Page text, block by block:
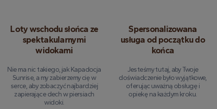
Loty wschodu słońca ze
spektakularnymi
widokami
Nie ma nic takiego, jak Kapadocja
Sunrise, a my zabierzemy cię w
serce, aby zobaczyć najbardziej
zapierające dech w piersiach
widoki.
Spersonalizowana
usługa od początku do
końca
Jesteśmy tutaj, aby Twoje
doświadczenie było wyjątkowe,
oferując uważną obsługę i
opiekę na każdym kroku.